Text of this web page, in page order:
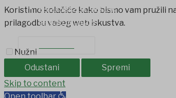
PROIZVODI IZ OPĆINE
SAVJET MLADIH
Koristimo kolačiće kako bismo vam pružili
prilagodbu vašeg web iskustva.
Nužni
Odustani
Spremi
holiganbetHoliganbet
Skip to content
Open toolbar